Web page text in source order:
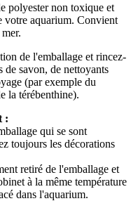
polyester non toxique et
votre aquarium. Convient
de l'emballage et rincez-
savon, de nettoyants
(par exemple du
la térébenthine).
:
qui se sont
toujours les décorations
retiré de l'emballage et
à la même température
dans l'aquarium.